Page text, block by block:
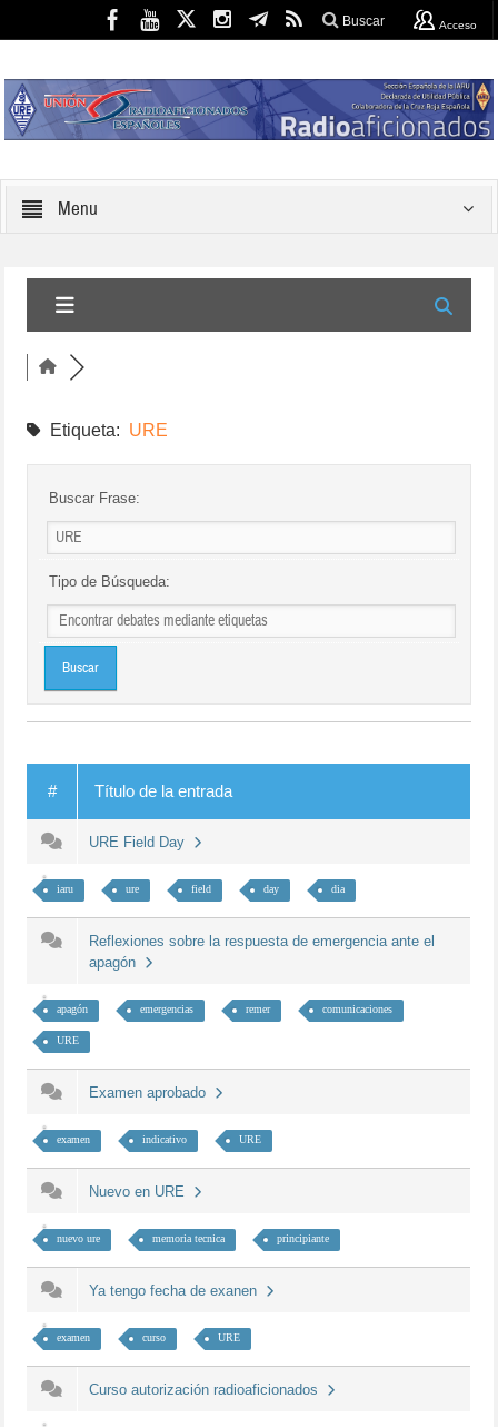
Buscar Acceso
Menu
Etiqueta: URE
Buscar Frase:
Tipo de Búsqueda:
# Título de la entrada
URE Field Day
iaru ure field day dia
Reflexiones sobre la respuesta de emergencia ante el
apagón
apagón emergencias remer comunicaciones
URE
Examen aprobado
examen indicativo URE
Nuevo en URE
nuevo ure memoria tecnica principiante
Ya tengo fecha de exanen
examen curso URE
Curso autorización radioaficionados